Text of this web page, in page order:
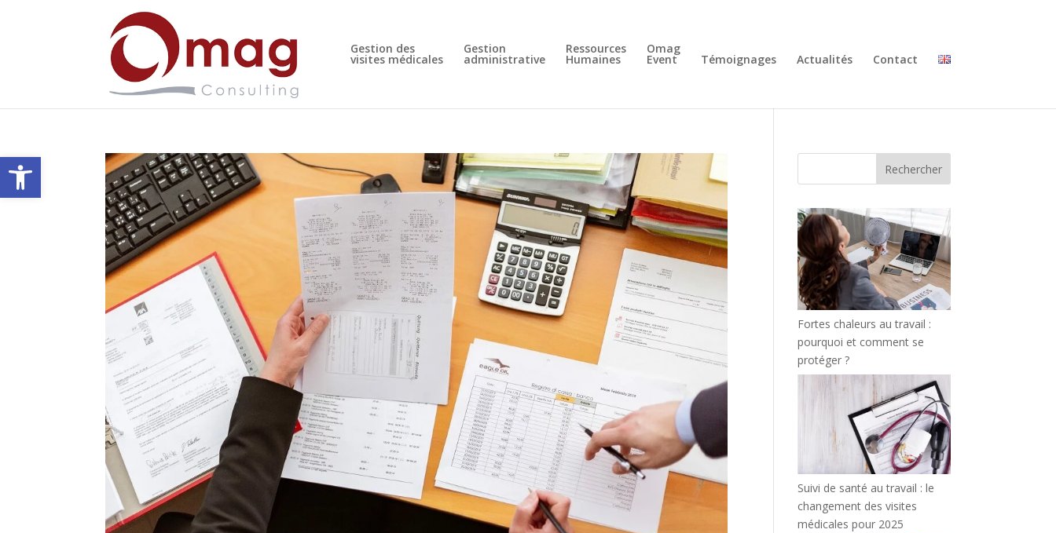
Ouvrir la barre d’outils
Gestion des
visites médicales
Gestion
administrative
Ressources
Humaines
Omag
Event Témoignages Actualités Contact
Rechercher
Fortes chaleurs au travail :
pourquoi et comment se
protéger ?
Suivi de santé au travail : le
changement des visites
médicales pour 2025